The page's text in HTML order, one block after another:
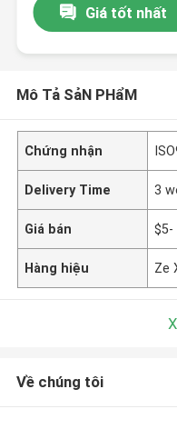
Giá tốt nhất
Mô Tả SảN PHẩM
Chứng nhận
Delivery Time 3
Giá bán $5-
Hàng hiệu Ze
Về chúng tôi